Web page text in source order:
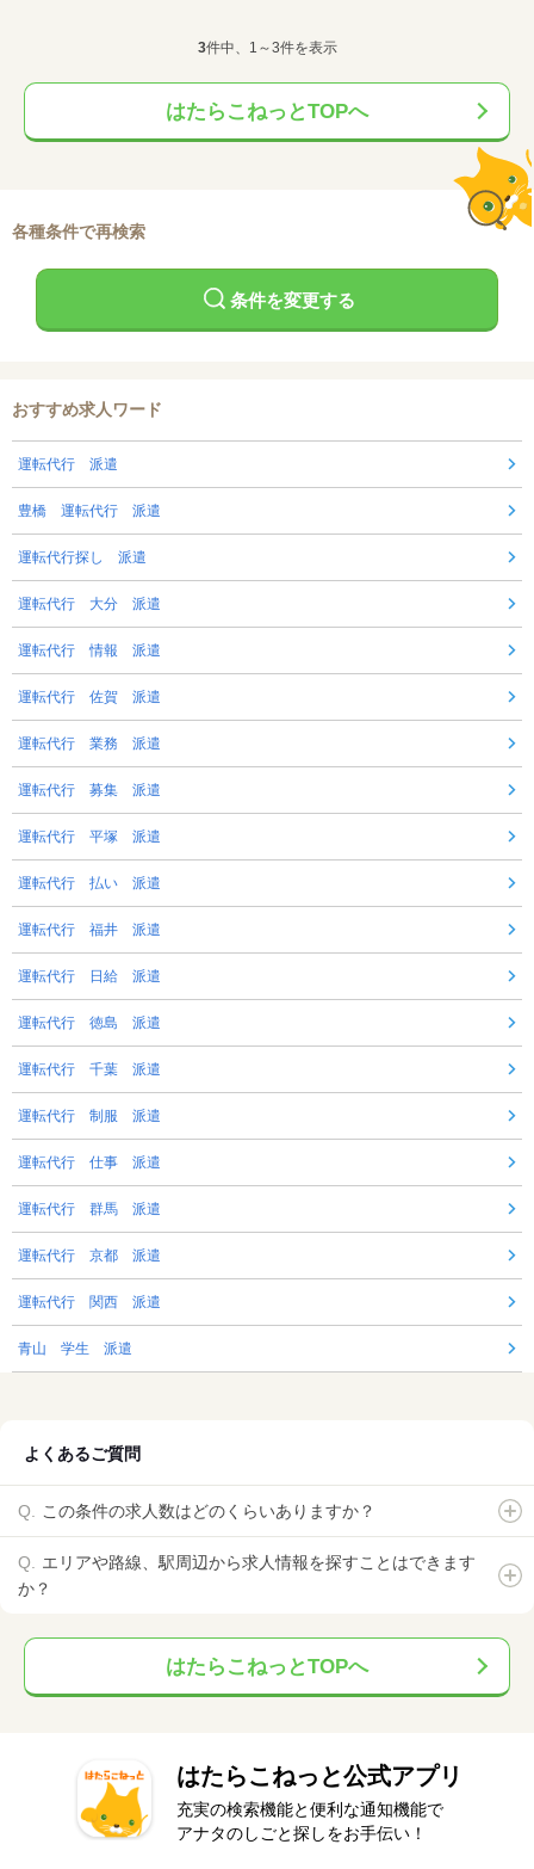
3件中、1～3件を表示
はたらこねっとTOPへ
各種条件で再検索
条件を変更する
おすすめ求人ワード
運転代行 派遣
豊橋 運転代行 派遣
運転代行探し 派遣
運転代行 大分 派遣
運転代行 情報 派遣
運転代行 佐賀 派遣
運転代行 業務 派遣
運転代行 募集 派遣
運転代行 平塚 派遣
運転代行 払い 派遣
運転代行 福井 派遣
運転代行 日給 派遣
運転代行 徳島 派遣
運転代行 千葉 派遣
運転代行 制服 派遣
運転代行 仕事 派遣
運転代行 群馬 派遣
運転代行 京都 派遣
運転代行 関西 派遣
青山 学生 派遣
よくあるご質問
この条件の求人数はどのくらいありますか？
エリアや路線、駅周辺から求人情報を探すことはできます
か？
はたらこねっとTOPへ
はたらこねっと公式アプリ
充実の検索機能と便利な通知機能で
アナタのしごと探しをお手伝い！